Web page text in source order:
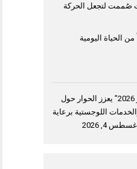
صُممت لتجعل الحركة
الحياة اليومية
“منتدى الشارقة للاستثمار 2026” يعزز الحوار حول
اللوجستية برعاية
4, 2026